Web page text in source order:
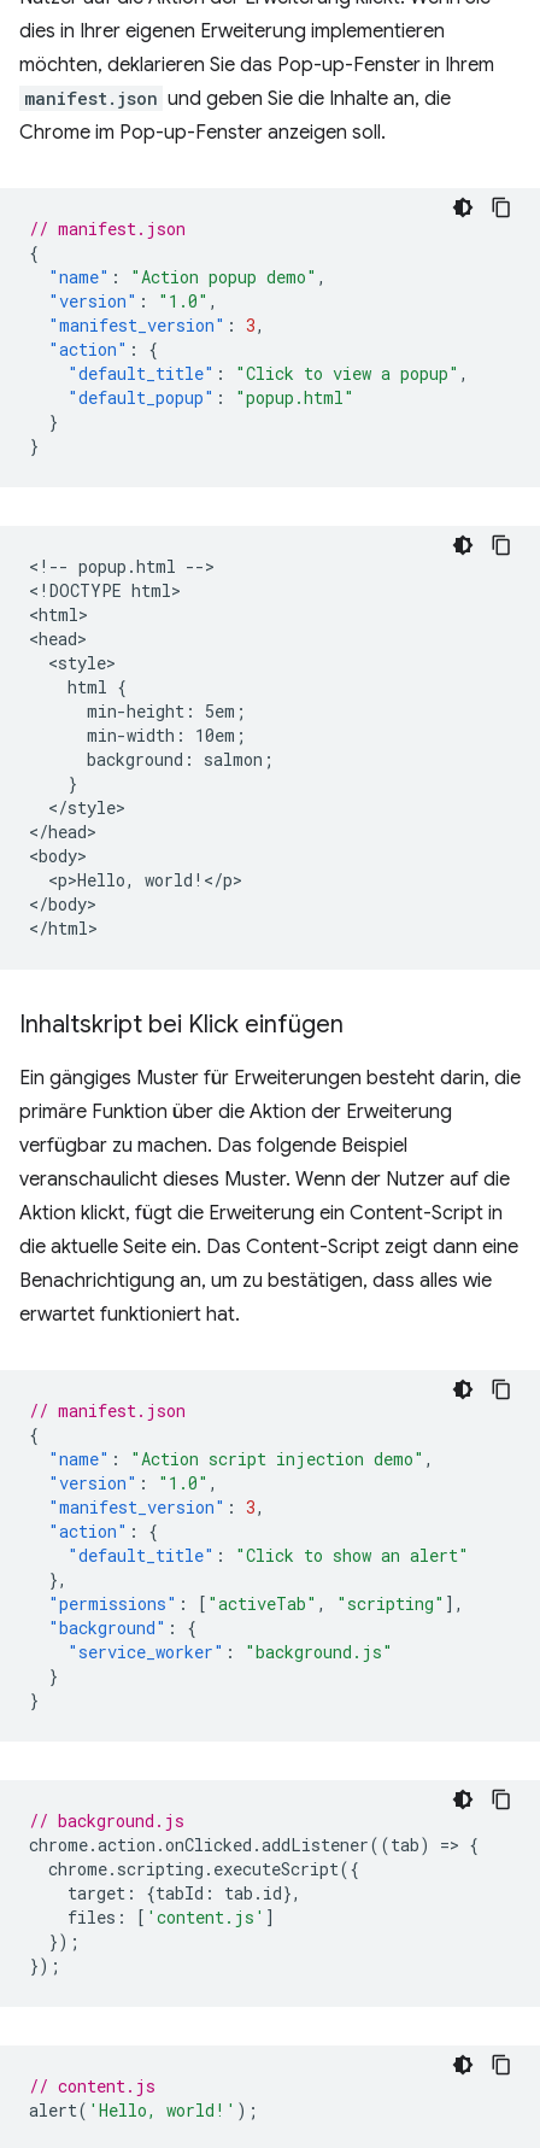
dies in Ihrer eigenen Erweiterung implementieren
möchten, deklarieren Sie das Pop-up-Fenster in Ihrem
manifest.json und geben Sie die Inhalte an, die
Chrome im Pop-up-Fenster anzeigen soll.
// manifest.json
{
"name" : "Action popup demo" ,
"version" : "1.0" ,
"manifest_version" : 3,
"action" :
{
"default_title" : "Click to view a popup" ,
"default_popup" :
"popup.html"
}
}
<!-- popup.html -->
<!DOCTYPE html>
<html>
<head>
  <style>
    html {
      min-height: 5em;
      min-width: 10em;
      background: salmon;
    }
  </style>
</head>
<body>
  <p>Hello, world!</p>
</body>
Inhaltskript bei Klick einfügen
Ein gängiges Muster für Erweiterungen besteht darin, die
primäre Funktion über die Aktion der Erweiterung
verfügbar zu machen. Das folgende Beispiel
veranschaulicht dieses Muster. Wenn der Nutzer auf die
Aktion klickt, fügt die Erweiterung ein Content-Script in
die aktuelle Seite ein. Das Content-Script zeigt dann eine
Benachrichtigung an, um zu bestätigen, dass alles wie
erwartet funktioniert hat.
// manifest.json
{
"name" : "Action script injection demo" ,
"version" : "1.0" ,
"manifest_version" : 3,
"action" :
{
"default_title" :
"Click to show an alert"
},
"permissions" : [ "activeTab" , "scripting" ],
"background" :
{
"service_worker" :
"background.js"
}
}
// background.js
chrome.action .onClicked .addListener((tab) => {
chrome. scripting . executeScript({
target : {tabId : tab . id},
files : [ 'content.js' ]
});
});
// content.js
alert( 'Hello, world!' );